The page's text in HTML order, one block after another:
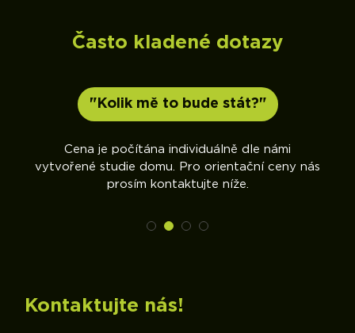
Často kladené dotazy
"Kolik mě to bude stát?"
Cena je počítána individuálně dle námi
vytvořené studie domu. Pro orientační ceny nás
prosím kontaktujte níže.
Kontaktujte nás!